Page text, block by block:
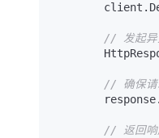
// 发起异
// 确保请
// 返回响